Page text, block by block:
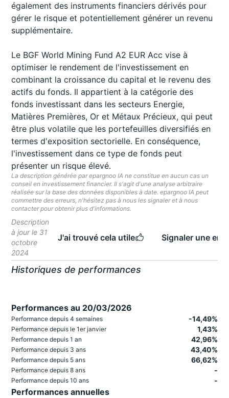
également des instruments financiers dérivés pour
gérer le risque et potentiellement générer un revenu
supplémentaire.
Le BGF World Mining Fund A2 EUR Acc vise à
optimiser le rendement de l'investissement en
combinant la croissance du capital et le revenu des
actifs du fonds. Il appartient à la catégorie des
fonds investissant dans les secteurs Energie,
Matières Premières, Or et Métaux Précieux, qui peut
être plus volatile que les portefeuilles diversifiés en
termes d'exposition sectorielle. En conséquence,
l'investissement dans ce type de fonds peut
présenter un risque élevé.
La description générée par epargnoo IA ne constitue en aucun cas un
conseil en investissement financier. Il s'agit d'une analyse arbitraire
réalisée sur la base des données disponibles à date. epargnoo IA peut
commettre des erreurs, n'hésitez pas à nous les signaler et à nous
contacter pour obtenir plus d'informations.
Description
à jour le 31
octobre
2024
J'ai trouvé cela utile Signaler une
Historiques de performances
Performances au 20/03/2026
Performance depuis 4 semaines -14,49%
Performance depuis le 1er janvier 1,43%
Performance depuis 1 an 42,96%
Performance depuis 3 ans 43,40%
Performance depuis 5 ans 66,62%
Performance depuis 8 ans -
Performance depuis 10 ans -
Performances annuelles